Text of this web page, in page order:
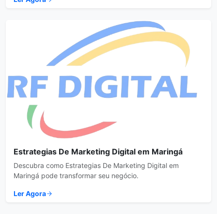
Estrategias De Marketing Digital em Maringá
Descubra como Estrategias De Marketing Digital em
Maringá pode transformar seu negócio.
Ler Agora